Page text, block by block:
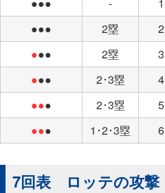
●●●
2塁 2
●●● 2塁 3
●●● 2･3塁 4
●●● 2･3塁 5
●●● 1･2･3塁 6
7回表 ロッテの攻撃